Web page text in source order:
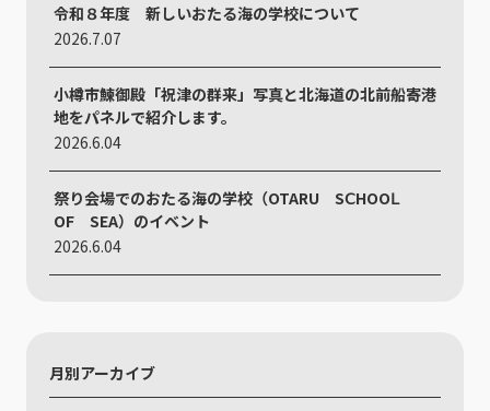
令和８年度 新しいおたる海の学校について
2026.7.07
小樽市鰊御殿「祝津の群来」写真と北海道の北前船寄港
地をパネルで紹介します。
2026.6.04
祭り会場でのおたる海の学校（OTARU SⅭHOOⅬ
ОF SEA）のイベント
2026.6.04
月別アーカイブ